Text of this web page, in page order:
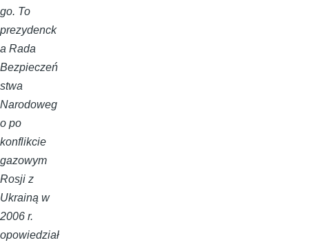
go. To
prezydenck
a Rada
Bezpieczeń
stwa
Narodoweg
o po
konflikcie
gazowym
Rosji z
Ukrainą w
2006 r.
opowiedział